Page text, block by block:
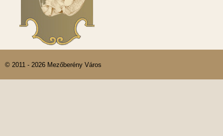
© 2011 - 2026 Mezőberény Város